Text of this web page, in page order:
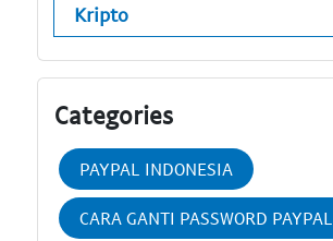
Kripto
Categories
PAYPAL INDONESIA
CARA GANTI PASSWORD PAYPAL